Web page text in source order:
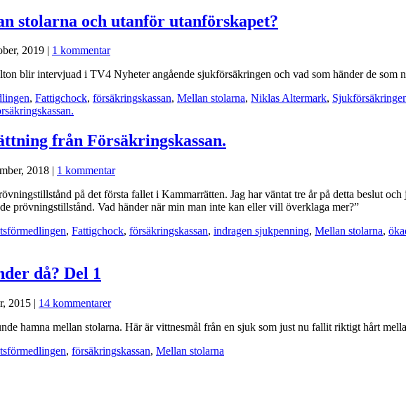
stolarna och utanför utanförskapet?
2019
1 kommentar
blir intervjuad i TV4 Nyheter angående sjukförsäkringen och vad som händer de som
, Fattigchock, försäkringskassan, Mellan stolarna, Niklas Altermark,
från Försäkringskassan.
2018 | 1 kommentar
på det första fallet i Kammarrätten. Jag har väntat tre år på detta beslut
prövningstillstånd. Vad händer när min man inte kan eller vill överklaga mer?”
, Fattigchock, försäkringskassan, indragen sjukpenning, Mellan stolarna,
då? Del 1
2015 | 14 kommentarer
hamna mellan stolarna. Här är vittnesmål från en sjuk som just nu fallit riktigt hårt
, försäkringskassan, Mellan stolarna